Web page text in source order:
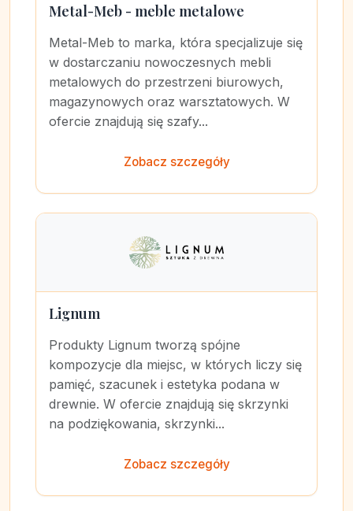
Metal-Meb - meble metalowe
Metal-Meb to marka, która specjalizuje się
w dostarczaniu nowoczesnych mebli
metalowych do przestrzeni biurowych,
magazynowych oraz warsztatowych. W
ofercie znajdują się szafy...
Zobacz szczegóły
Lignum
Produkty Lignum tworzą spójne
kompozycje dla miejsc, w których liczy się
pamięć, szacunek i estetyka podana w
drewnie. W ofercie znajdują się skrzynki
na podziękowania, skrzynki...
Zobacz szczegóły